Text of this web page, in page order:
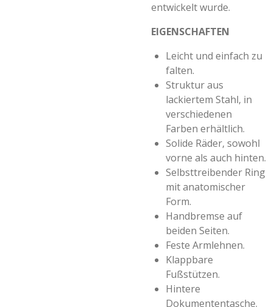
entwickelt wurde.
EIGENSCHAFTEN
Leicht und einfach zu
falten.
Struktur aus
lackiertem Stahl, in
verschiedenen
Farben erhältlich.
Solide Räder, sowohl
vorne als auch hinten.
Selbsttreibender Ring
mit anatomischer
Form.
Handbremse auf
beiden Seiten.
Feste Armlehnen.
Klappbare
Fußstützen.
Hintere
Dokumententasche.